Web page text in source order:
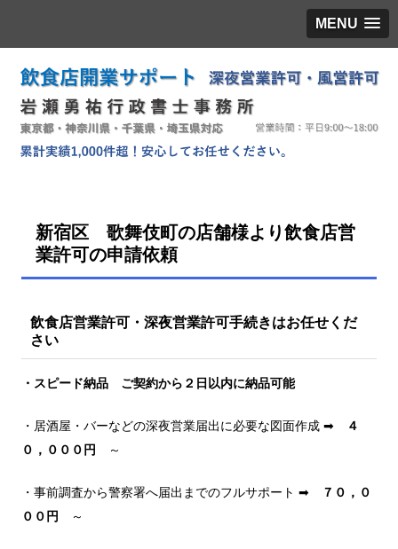
MENU
新宿区 歌舞伎町の店舗様より飲食店営
業許可の申請依頼
飲食店営業許可・深夜営業許可手続きはお任せくだ
さい
・スピード納品 ご契約から２日以内に納品可能
・居酒屋・バーなどの深夜営業届出に必要な図面作成 ➡
４
０，０００円
～
・事前調査から警察署へ届出までのフルサポート ➡
７０，０
００円
～